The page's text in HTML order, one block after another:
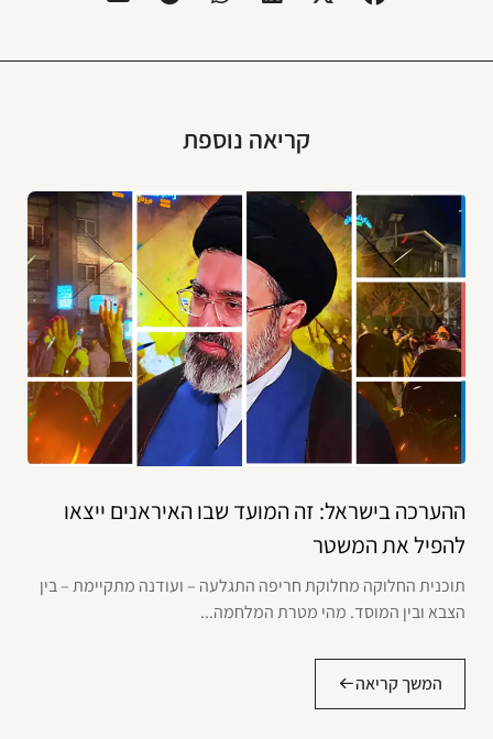
קריאה נוספת
ההערכה בישראל: זה המועד שבו האיראנים ייצאו
להפיל את המשטר
תוכנית החלוקה מחלוקת חריפה התגלעה – ועודנה מתקיימת – בין
הצבא ובין המוסד. מהי מטרת המלחמה...
המשך קריאה